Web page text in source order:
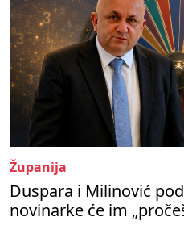
Županija
Duspara i Milinović
novinarke će im